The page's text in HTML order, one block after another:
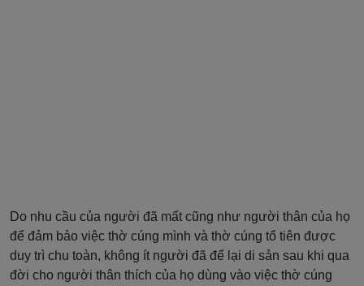
Do nhu cầu của người đã mất cũng như người thân của họ
để đảm bảo việc thờ cúng mình và thờ cúng tổ tiên được
duy trì chu toàn, không ít người đã để lại di sản sau khi qua
đời cho người thân thích của họ dùng vào việc thờ cúng